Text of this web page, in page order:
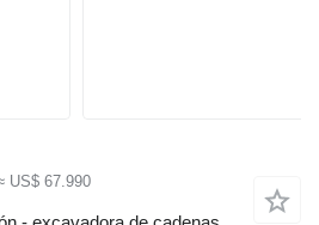
US$ 67.990